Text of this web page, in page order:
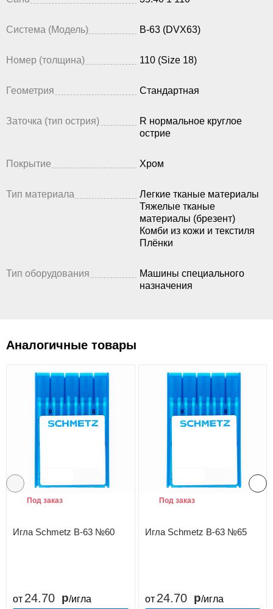
Система (Модель) B-63 (DVX63)
Номер (толщина) 110 (Size 18)
Геометрия Стандартная
Заточка (тип острия)
R нормальное круглое
острие
Покрытие Хром
Тип материала
Легкие тканые материалы
Тяжелые тканые
материалы (брезент)
Комби из кожи и текстиля
Плёнки
Тип оборудования
Машины специального
назначения
Аналогичные товары
Игла Schmetz B-63 №60
Под заказ
от 24.70 /игла
Игла Schmetz B-63 №65
Под заказ
от 24.70 /игла